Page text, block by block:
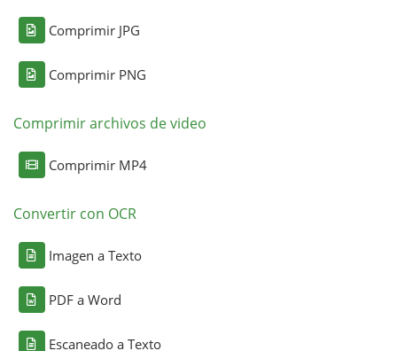
Comprimir JPG
Comprimir PNG
Comprimir archivos de video
Comprimir MP4
Convertir con OCR
Imagen a Texto
PDF a Word
Escaneado a Texto